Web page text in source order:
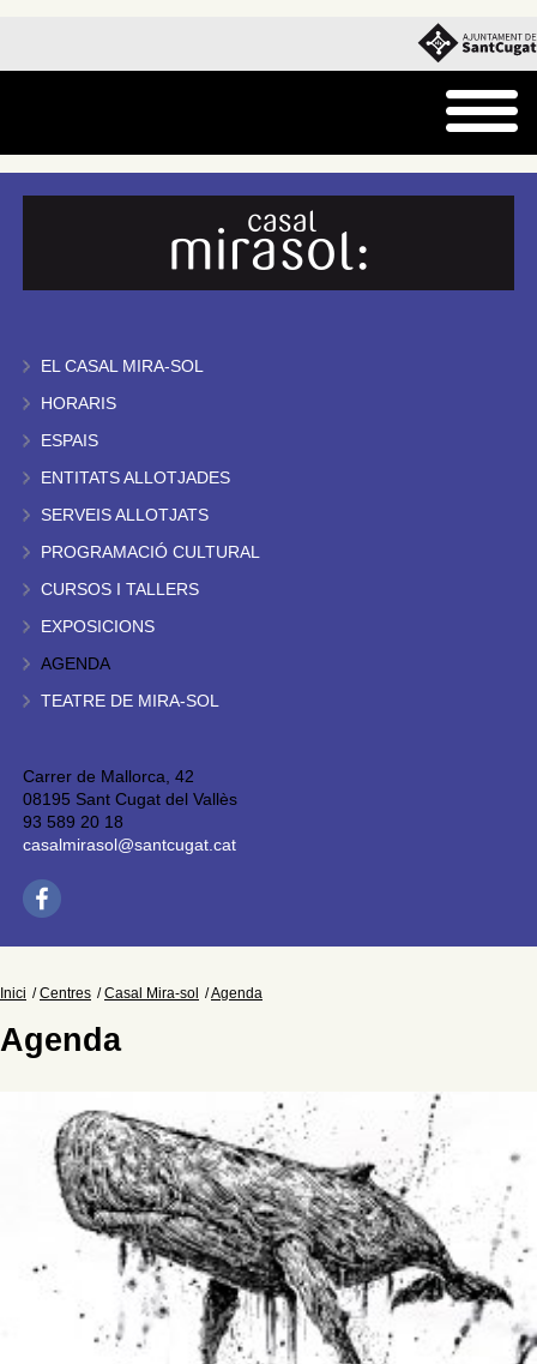
EL CASAL MIRA-SOL
HORARIS
ESPAIS
ENTITATS ALLOTJADES
SERVEIS ALLOTJATS
PROGRAMACIÓ CULTURAL
CURSOS I TALLERS
EXPOSICIONS
AGENDA
TEATRE DE MIRA-SOL
Carrer de Mallorca, 42
08195 Sant Cugat del Vallès
93 589 20 18
casalmirasol@santcugat.cat
Inici Centres Casal Mira-sol Agenda
Agenda